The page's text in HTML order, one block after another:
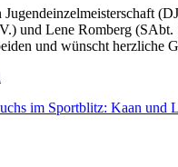
und Lene Romberg
und wünscht herzliche
im Sportblitz: Kaan und